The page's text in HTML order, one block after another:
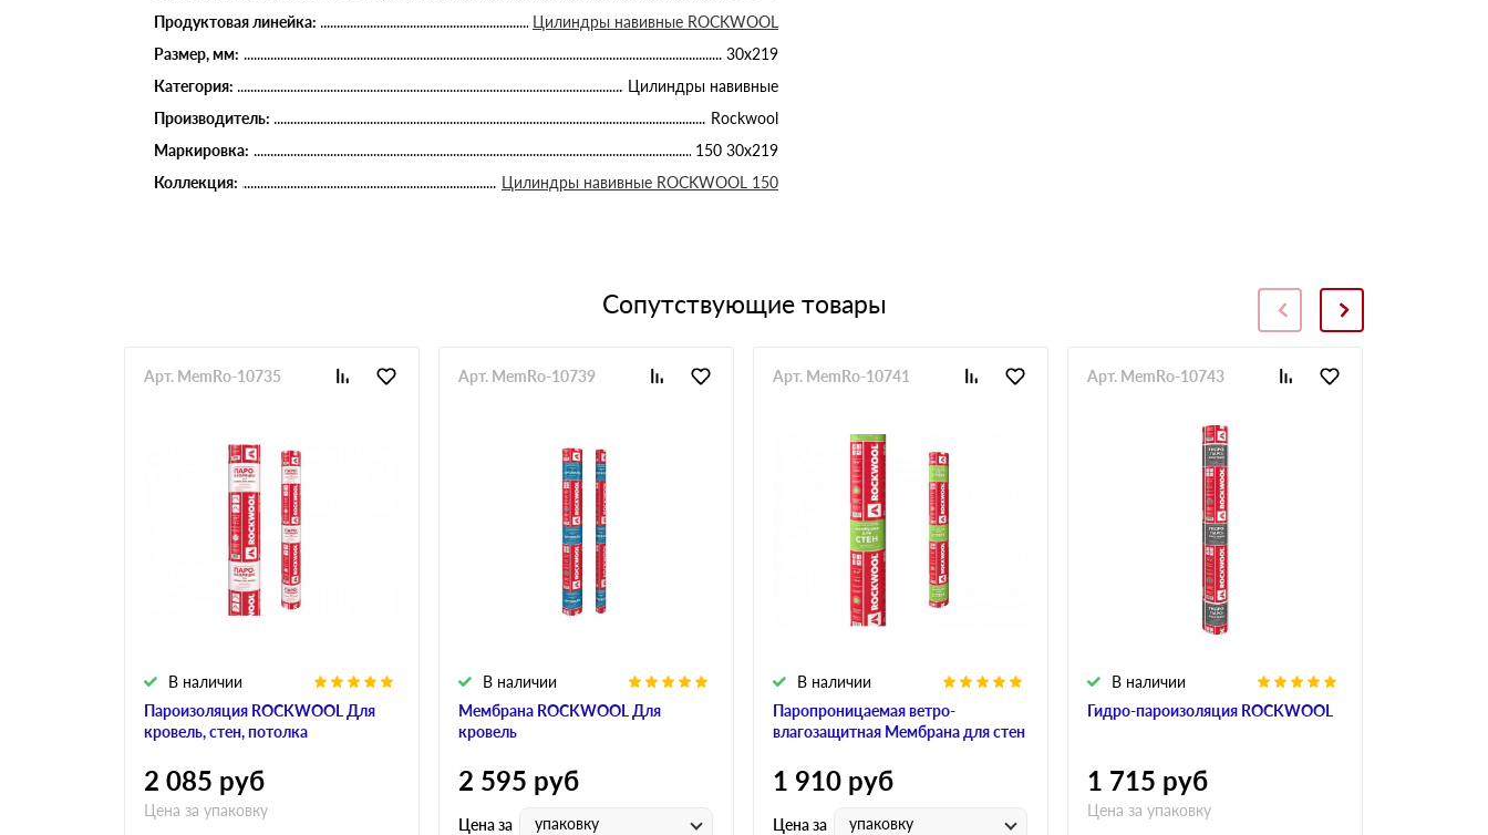
Продуктовая линейка:
Цилиндры навивные ROCKWOOL
Размер, мм:
30х219
Категория:
Цилиндры навивные
Производитель:
Rockwool
Маркировка:
150 30х219
Коллекция:
Цилиндры навивные ROCKWOOL 150
Сопутствующие товары
Пароизоляция ROCKWOOL Для
кровель, стен, потолка
В наличии
Арт. MemRo-10735
2 085 руб
Цена за упаковку
Мембрана ROCKWOOL Для
кровель
В наличии
Арт. MemRo-10739
2 595 руб
Цена за упаковку
Паропроницаемая ветро-
влагозащитная Мембрана для стен
В наличии
Арт. MemRo-10741
1 910 руб
Цена за упаковку
Гидро-пароизоляция ROCKWOOL
В наличии
Арт. MemRo-10743
1 715 руб
Цена за упаковку